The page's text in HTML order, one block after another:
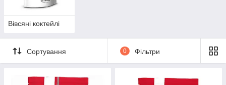
Вівсяні коктейлі
Сортування 0 Фільтри